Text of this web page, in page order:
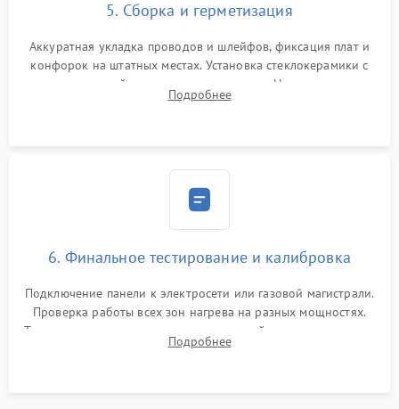
5. Сборка и герметизация
Аккуратная укладка проводов и шлейфов, фиксация плат и
конфорок на штатных местах. Установка стеклокерамики с
проверкой равномерности зазоров. Нанесение
термостойкого герметика или укладка уплотнительной
Подробнее
6. Финальное тестирование и калибровка
Подключение панели к электросети или газовой магистрали.
Проверка работы всех зон нагрева на разных мощностях.
Тестирование сенсорного управления, таймера, индикаторов
остаточного тепла и систем защиты от перегрева.
Подробнее